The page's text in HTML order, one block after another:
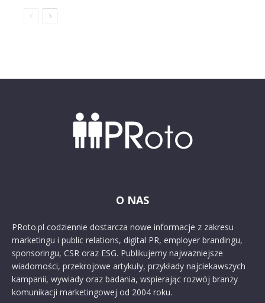
O NAS
PRoto.pl codziennie dostarcza nowe informacje z zakresu
marketingu i public relations, digital PR, employer brandingu,
sponsoringu, CSR oraz ESG. Publikujemy najważniejsze
wiadomości, przekrojowe artykuły, przykłady najciekawszych
kampanii, wywiady oraz badania, wspierając rozwój branży
komunikacji marketingowej od 2004 roku.